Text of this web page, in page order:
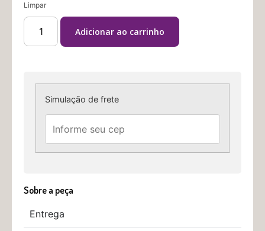
Limpar
Adicionar ao carrinho
Simulação de frete
Sobre a peça
Entrega